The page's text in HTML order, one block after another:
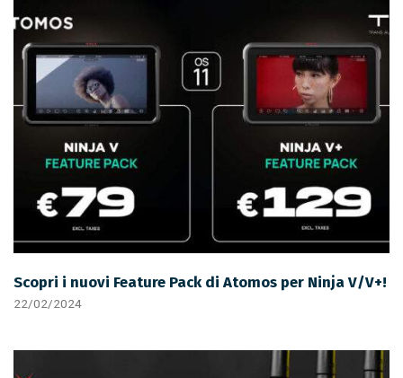
Scopri i nuovi Feature Pack di Atomos per Ninja V/V+!
22/02/2024